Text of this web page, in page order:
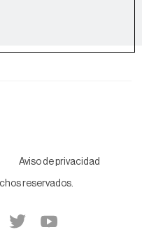
Aviso de privacidad
reservados.